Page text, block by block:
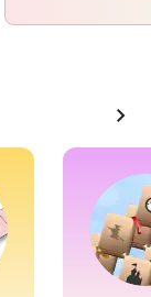
chevron_right